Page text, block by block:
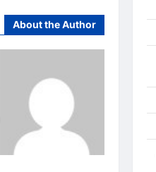
About the Author